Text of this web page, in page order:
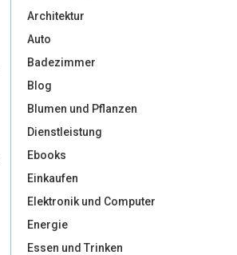
Architektur
Auto
Badezimmer
Blog
Blumen und Pflanzen
Dienstleistung
Ebooks
Einkaufen
Elektronik und Computer
Energie
Essen und Trinken